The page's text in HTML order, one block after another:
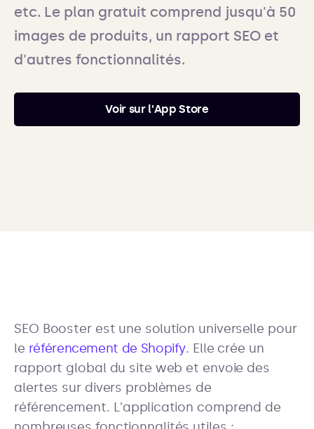
etc. Le plan gratuit comprend jusqu'à 50
images de produits, un rapport SEO et
d'autres fonctionnalités.
Voir sur l'App Store
SEO Booster est une solution universelle pour
le référencement de Shopify. Elle crée un
rapport global du site web et envoie des
alertes sur divers problèmes de
référencement. L'application comprend de